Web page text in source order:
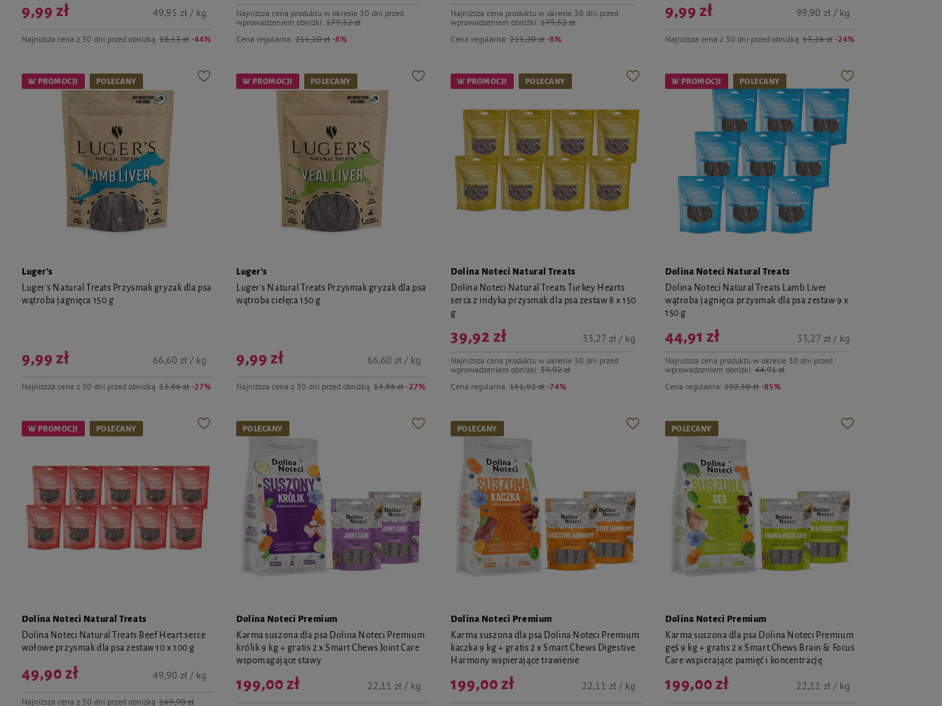
Najniższa cena z 30 dni przed obniżką 18,13 zł -44%
9,99 zł 49,95 zł / kg
Cena regularna: 211,20 zł -8%
Najniższa cena produktu w okresie 30 dni przed
wprowadzeniem obniżki: 179,52 zł
Cena regularna: 211,20 zł -8%
Najniższa cena produktu w okresie 30 dni przed
wprowadzeniem obniżki: 179,52 zł
Najniższa cena z 30 dni przed obniżką 13,26 zł -24%
9,99 zł 99,90 zł / kg
W PROMOCJI POLECANY
Luger's
Luger's Natural Treats Przysmak gryzak dla psa
wątroba jagnięca 150 g
Najniższa cena z 30 dni przed obniżką 13,86 zł -27%
9,99 zł 66,60 zł / kg
W PROMOCJI POLECANY
Luger's
Luger's Natural Treats Przysmak gryzak dla psa
wątroba cielęca 150 g
Najniższa cena z 30 dni przed obniżką 13,86 zł -27%
9,99 zł 66,60 zł / kg
W PROMOCJI POLECANY
Dolina Noteci Natural Treats
Dolina Noteci Natural Treats Turkey Hearts
serca z indyka przysmak dla psa zestaw 8 x 150
g
Cena regularna: 151,92 zł -74%
39,92 zł
Najniższa cena produktu w okresie 30 dni przed
wprowadzeniem obniżki: 39,92 zł
33,27 zł / kg
W PROMOCJI POLECANY
Dolina Noteci Natural Treats
Dolina Noteci Natural Treats Lamb Liver
wątroba jagnięca przysmak dla psa zestaw 9 x
150 g
Cena regularna: 292,50 zł -85%
44,91 zł
Najniższa cena produktu w okresie 30 dni przed
wprowadzeniem obniżki: 44,91 zł
33,27 zł / kg
W PROMOCJI POLECANY
Dolina Noteci Natural Treats
Dolina Noteci Natural Treats Beef Heart serce
wołowe przysmak dla psa zestaw 10 x 100 g
Najniższa cena z 30 dni przed obniżką 169,90 zł
49,90 zł 49,90 zł / kg
POLECANY
Dolina Noteci Premium
Karma suszona dla psa Dolina Noteci Premium
królik 9 kg + gratis 2 x Smart Chews Joint Care
wspomagające stawy
199,00 zł 22,11 zł / kg
POLECANY
Dolina Noteci Premium
Karma suszona dla psa Dolina Noteci Premium
kaczka 9 kg + gratis 2 x Smart Chews Digestive
Harmony wspierające trawienie
199,00 zł 22,11 zł / kg
POLECANY
Dolina Noteci Premium
Karma suszona dla psa Dolina Noteci Premium
gęś 9 kg + gratis 2 x Smart Chews Brain & Focus
Care wspierające pamięć i koncentrację
199,00 zł 22,11 zł / kg